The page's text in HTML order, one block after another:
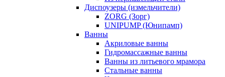
Диспоузеры (измельчители)
ZORG (Зорг)
UNIPUMP (Юнипамп)
Ванны
Акриловые ванны
Гидромассажные ванны
Ванны из литьевого мрамора
Стальные ванны